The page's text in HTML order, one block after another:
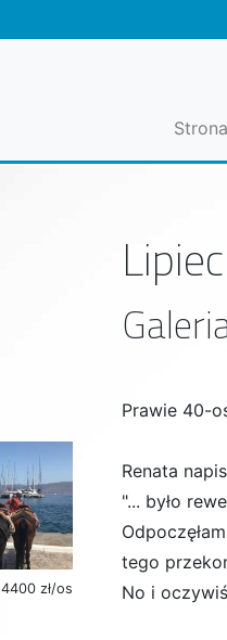
Prawie 40-
Renata
"... było
tego
No i
4400 zł/os